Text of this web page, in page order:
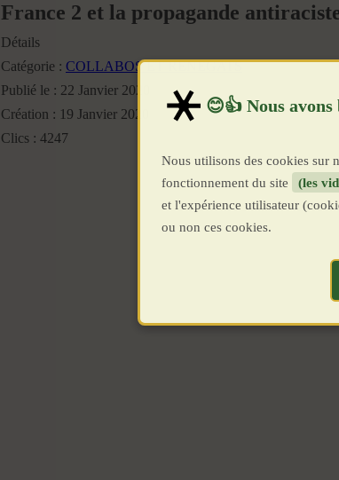
France 2 et la propagande
Détails
Catégorie : COLLABOS ET RENEGATS
Publié le : 22 Janvier 2020
Création : 19 Janvier 2020
Clics : 4247
Nous utilisons des cookies sur
fonctionnement du site
(les
et l'expérience utilisateur
ou non ces cookies.